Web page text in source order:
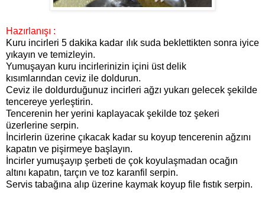
Hazırlanışı :
Kuru incirleri 5 dakika kadar ılık suda beklettikten sonra iyice
yıkayın ve temizleyin.
Yumuşayan kuru incirlerinizin içini üst delik
kısımlarından ceviz ile doldurun.
Ceviz ile doldurduğunuz incirleri ağzı yukarı gelecek şekilde
tencereye yerleştirin.
Tencerenin her yerini kaplayacak şekilde toz şekeri
üzerlerine serpin.
İncirlerin üzerine çıkacak kadar su koyup tencerenin ağzını
kapatın ve pişirmeye başlayın.
İncirler yumuşayıp şerbeti de çok koyulaşmadan ocağın
altını kapatın, tarçın ve toz karanfil serpin.
Servis tabağına alıp üzerine kaymak koyup file fıstık serpin.